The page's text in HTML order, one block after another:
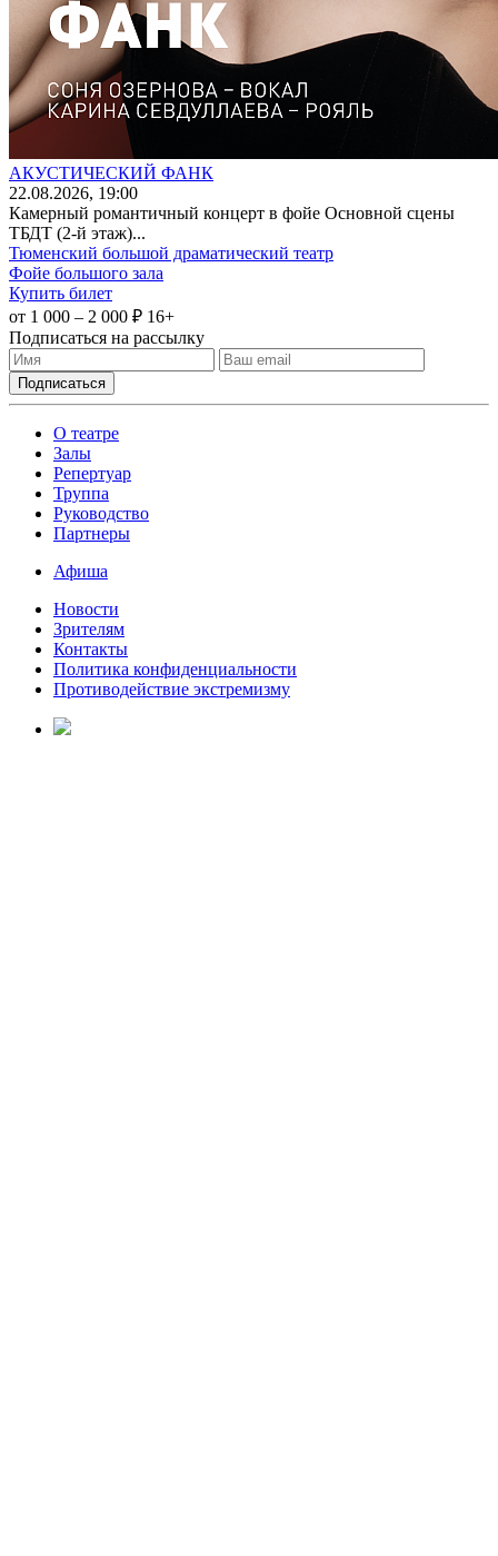
АКУСТИЧЕСКИЙ ФАНК
22.08.2026, 19:00
Камерный романтичный концерт в фойе Основной сцены
ТБДТ (2-й этаж)...
Тюменский большой драматический театр
Фойе большого зала
Купить билет
от 1 000 – 2 000 ₽ 16+
Подписаться на рассылку
О театре
Залы
Репертуар
Труппа
Руководство
Партнеры
Афиша
Новости
Зрителям
Контакты
Политика конфиденциальности
Противодействие экстремизму